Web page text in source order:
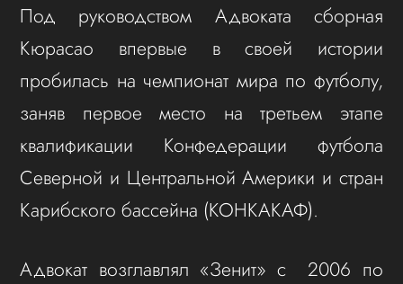
Под руководством Адвоката сборная
Кюрасао впервые в своей истории
пробилась на чемпионат мира по футболу,
заняв первое место на третьем этапе
квалификации Конфедерации футбола
Северной и Центральной Америки и стран
Карибского бассейна (КОНКАКАФ).
Адвокат возглавлял «Зенит» с 2006 по